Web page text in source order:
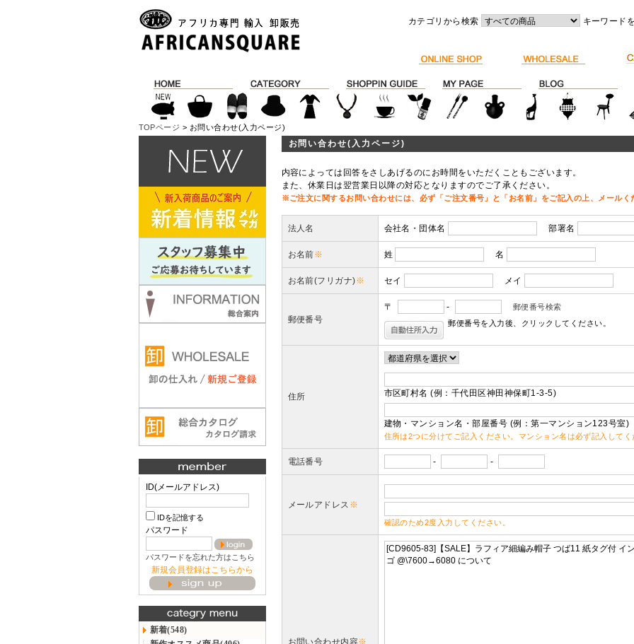
カテゴリから検索 キーワード
TOPページ > お問い合わせ(入力ページ)
ID(メールアドレス)
IDを記憶する
パスワード
パスワードを忘れた方はこちら
新規会員登録はこちらから
新着(548)
お問い合わせ(入力ページ)
内容によっては回答をさしあげるのにお時間をいただくこともございます。
また、休業日は翌営業日以降の対応となりますのでご了承ください。
※ご注文に関するお問い合わせには、必ず「ご注文番号」と「お名前」をご記入の上、メール
法人名 会社名・団体名 部署名
お名前※ 姓 名
お名前(フリガナ)※ セイ メイ
郵便番号
〒 -
郵便番号検索
郵便番号を入力後、クリックしてください。
住所 市区町村名 (例：千代田区神田神保町1-3-5)
建物・マンション名・部屋番号 (例：第一マンション123号室)
住所は2つに分けてご記入ください。マンション名は必ず記入してく
電話番号 - -
メールアドレス ※
確認のため2度入力してください。
お問い合わせ内容※